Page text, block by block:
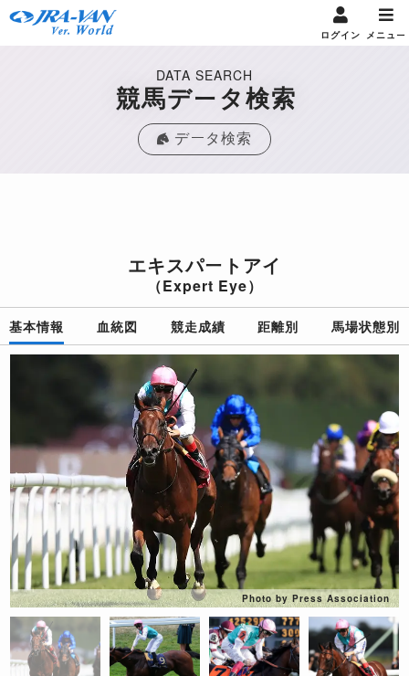
ログイン メニュー
DATA SEARCH
競馬データ検索
データ検索
エキスパートアイ
（Expert Eye）
基本情報 血統図 競走成績 距離別 馬場状態別
Photo by Press Association